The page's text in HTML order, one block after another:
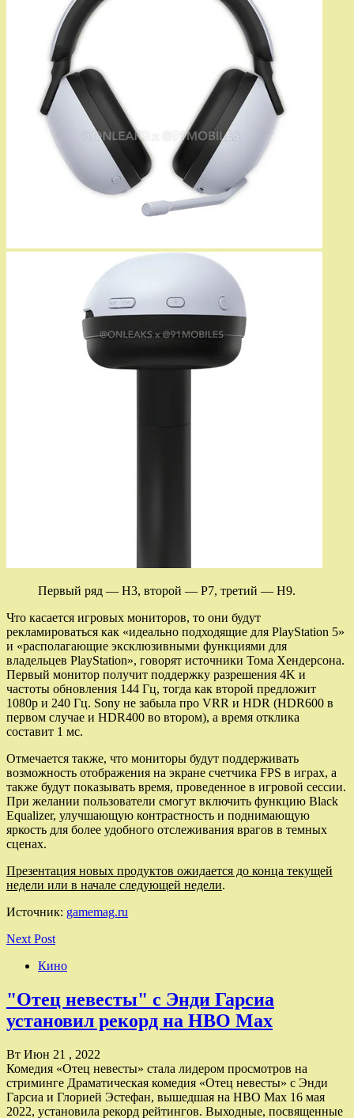
Первый ряд — H3, второй — Р7, третий — H9.
Что касается игровых мониторов, то они будут
рекламироваться как «идеально подходящие для PlayStation 5»
и «располагающие эксклюзивными функциями для
владельцев PlayStation», говорят источники Тома Хендерсона.
Первый монитор получит поддержку разрешения 4K и
частоты обновления 144 Гц, тогда как второй предложит
1080p и 240 Гц. Sony не забыла про VRR и HDR (HDR600 в
первом случае и HDR400 во втором), а время отклика
составит 1 мс.
Отмечается также, что мониторы будут поддерживать
возможность отображения на экране счетчика FPS в играх, а
также будут показывать время, проведенное в игровой сессии.
При желании пользователи смогут включить функцию Black
Equalizer, улучшающую контрастность и поднимающую
яркость для более удобного отслеживания врагов в темных
сценах.
Презентация новых продуктов ожидается до конца текущей
недели или в начале следующей недели.
Источник: gamemag.ru
Next Post
Кино
"Отец невесты" с Энди Гарсиа
установил рекорд на HBO Max
Вт Июн 21 , 2022
Комедия «Отец невесты» стала лидером просмотров на
стриминге Драматическая комедия «Отец невесты» с Энди
Гарсиа и Глорией Эстефан, вышедшая на HBO Max 16 мая
2022, установила рекорд рейтингов. Выходные, посвященные